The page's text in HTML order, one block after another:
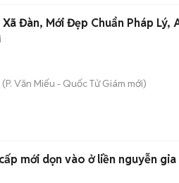
Xã Đàn, Mới Đẹp Chuẩn Pháp Lý,
(P. Văn Miếu - Quốc Tử Giám mới)
giường ngủ ktx cao cấp mới dọn vào ở liền